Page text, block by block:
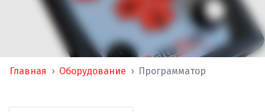
Главная Оборудование Программатор